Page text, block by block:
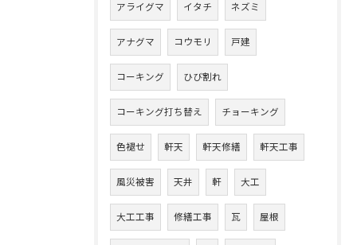
アライグマ イタチ ネズミ
アナグマ コウモリ 戸建
コーキング ひび割れ
コーキング打ち替え チョーキング
色褪せ 軒天 軒天修繕 軒天工事
風災被害 天井 軒 大工
大工工事 修繕工事 瓦 屋根